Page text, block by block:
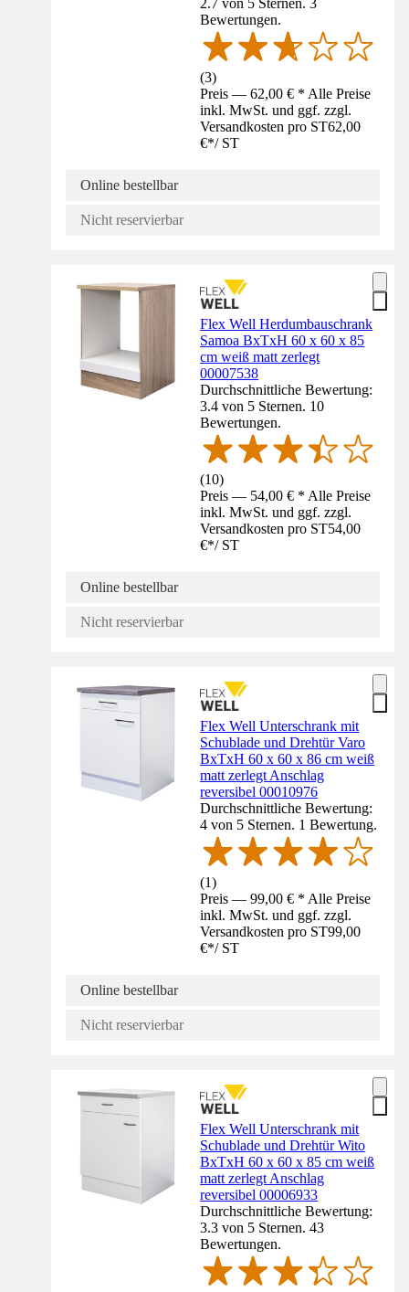
Bewertungen.
(3)
Preis — 62,00 € * Alle Preise
inkl. MwSt. und ggf. zzgl.
Versandkosten pro ST62,00
€*/ ST
Online bestellbar
Nicht reservierbar
Flex Well Herdumbauschrank
Samoa BxTxH 60 x 60 x 85
cm weiß matt zerlegt
00007538
Durchschnittliche Bewertung:
3.4 von 5 Sternen. 10
Bewertungen.
(10)
Preis — 54,00 € * Alle Preise
inkl. MwSt. und ggf. zzgl.
Versandkosten pro ST54,00
€*/ ST
Online bestellbar
Nicht reservierbar
Flex Well Unterschrank mit
Schublade und Drehtür Varo
BxTxH 60 x 60 x 86 cm weiß
matt zerlegt Anschlag
reversibel 00010976
Durchschnittliche Bewertung:
4 von 5 Sternen. 1 Bewertung.
(1)
Preis — 99,00 € * Alle Preise
inkl. MwSt. und ggf. zzgl.
Versandkosten pro ST99,00
€*/ ST
Online bestellbar
Nicht reservierbar
Flex Well Unterschrank mit
Schublade und Drehtür Wito
BxTxH 60 x 60 x 85 cm weiß
matt zerlegt Anschlag
reversibel 00006933
Durchschnittliche Bewertung:
3.3 von 5 Sternen. 43
Bewertungen.